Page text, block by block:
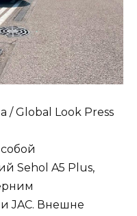
/ Global Look Press
Sehol A5 Plus,
JAC. Внешне